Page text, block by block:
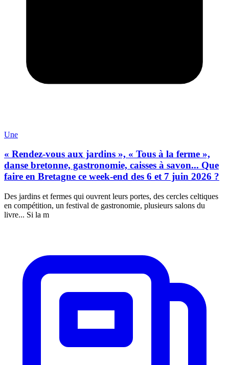
Une
« Rendez-vous aux jardins », « Tous à la ferme »,
danse bretonne, gastronomie, caisses à savon... Que
faire en Bretagne ce week-end des 6 et 7 juin 2026 ?
Des jardins et fermes qui ouvrent leurs portes, des cercles celtiques
en compétition, un festival de gastronomie, plusieurs salons du
livre... Si la m